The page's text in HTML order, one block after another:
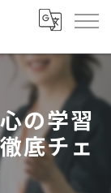
の学習
底チェ